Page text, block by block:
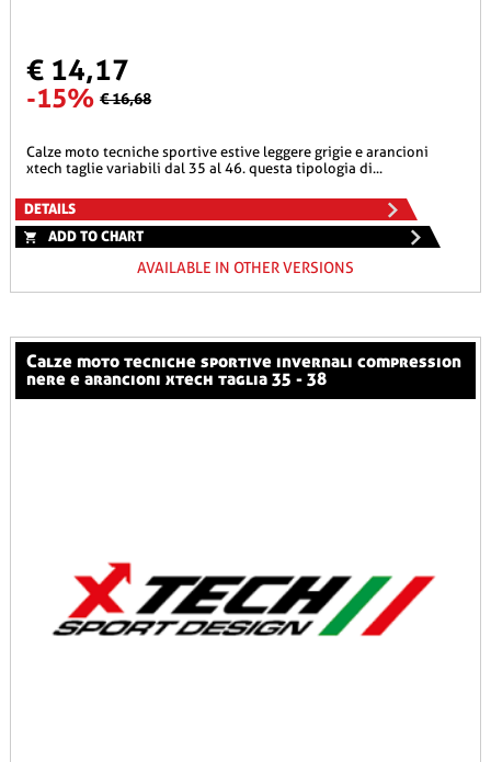
€ 14,17
-15% € 16,68
calze moto tecniche sportive estive leggere grigie e arancioni
xtech taglie variabili dal 35 al 46. questa tipologia di...
DETAILS
ADD TO CHART
AVAILABLE IN OTHER VERSIONS
calze moto tecniche sportive invernali compression
nere e arancioni xtech taglia 35 - 38